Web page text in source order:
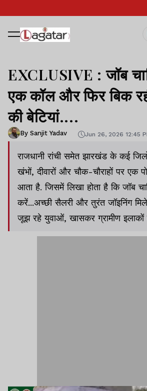
EXCLUSIVE : जॉब
एक कॉल और फिर बिक
की बेटियां....
By Sanjit Yadav Jun 26, 2026 12:45
राजधानी रांची समेत झारखंड के कई
खंभों, दीवारों और चौक-चौराहों पर एक
आता है. जिसमें लिखा होता है कि जॉब
करें...अच्छी सैलरी और तुरंत जॉइनिंग
जूझ रहे युवाओं, खासकर ग्रामीण